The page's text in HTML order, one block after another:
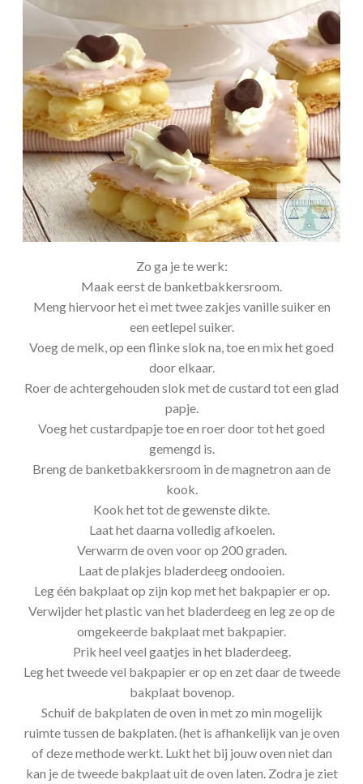
Zo ga je te werk:
Maak eerst de banketbakkersroom.
Meng hiervoor het ei met twee zakjes vanille suiker en
een eetlepel suiker.
Voeg de melk, op een flinke slok na, toe en mix het goed
door elkaar.
Roer de achtergehouden slok met de custard tot een glad
papje.
Voeg het custardpapje toe en roer door tot het goed
gemengd is.
Breng de banketbakkersroom in de magnetron aan de
kook.
Kook het tot de gewenste dikte.
Laat het daarna volledig afkoelen.
Verwarm de oven voor op 200 graden.
Laat de plakjes bladerdeeg ondooien.
Leg één bakplaat op zijn kop met het bakpapier er op.
Verwijder het plastic van het bladerdeeg en leg ze op de
omgekeerde bakplaat met bakpapier.
Prik heel veel gaatjes in het bladerdeeg.
Leg het tweede vel bakpapier er op en zet daar de tweede
bakplaat bovenop.
Schuif de bakplaten de oven in met zo min mogelijk
ruimte tussen de bakplaten. (het is afhankelijk van je oven
of deze methode werkt. Lukt het bij jouw oven niet dan
kan je de tweede bakplaat uit de oven laten. Zodra je ziet